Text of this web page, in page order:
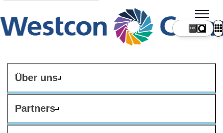
Über uns
Partners
CH